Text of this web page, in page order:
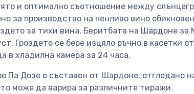
и оптимално съотношение между
за производство на пенливо вино
за тихи вина. Беритбата на Шардоне за
Гроздето се бере изцяло ръчно в касетки от
в хладилна камера за 24 часа.
Па Дозе е съставен от Шардоне, отгледано
може да варира за различните тиражи.